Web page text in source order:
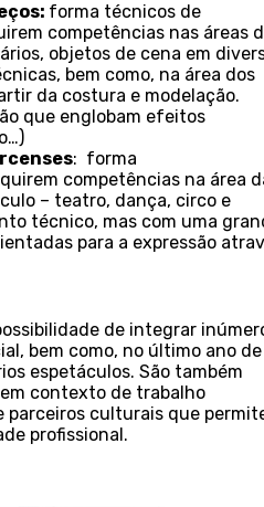
: forma técnicos de
competências nas áreas
objetos de cena em
bem como, na área dos
da costura e modelação.
que englobam efeitos
: forma
competências na área
– teatro, dança, circo e
técnico, mas com uma
para a expressão
de integrar
bem como, no último ano de
espetáculos. São também
contexto de trabalho
parceiros culturais que
profissional.